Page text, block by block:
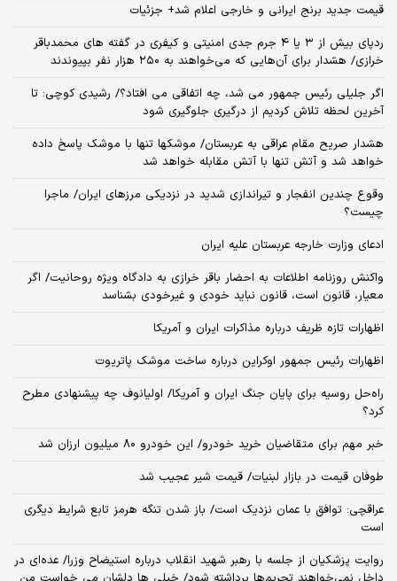
قیمت جدید برنج ایرانی و خارجی اعلام شد+ جزئیات
ردپای بیش از ۳ یا ۴ جرم جدی امنیتی و کیفری در گفته های محمدباقر
خرازی/ هشدار برای آن‌هایی که می‌خواهند به ۲۵۰ هزار نفر بپیوندند
اگر جلیلی رئیس جمهور می شد، چه اتفاقی می افتاد؟/ رشیدی کوچی: تا
آخرین لحظه تلاش کردیم از درگیری جلوگیری شود
هشدار صریح مقام عراقی به عربستان/ موشکها تنها با موشک پاسخ داده
خواهد شد و آتش تنها با آتش مقابله خواهد شد
وقوع چندین انفجار و تیراندازی شدید در نزدیکی مرز‌های ایران/ ماجرا
چیست؟
ادعای وزارت خارجه عربستان علیه ایران
واکنش روزنامه اطلاعات به احضار باقر خرازی به دادگاه ویژه روحانیت/ اگر
معیار، قانون است، قانون نباید خودی و غیرخودی بشناسد
اظهارات تازه ظریف درباره مذاکرات ایران و آمریکا
اظهارات رئیس جمهور اوکراین درباره ساخت موشک پاتریوت
راه‌حل روسیه برای پایان جنگ ایران و آمریکا/ اولیانوف چه پیشنهادی مطرح
کرد؟
خبر مهم برای متقاضیان خرید خودرو/ این خودرو ۸۰ میلیون ارزان شد
طوفان قیمت در بازار لبنیات/ قیمت شیر عجیب شد
عراقچی: توافق با عمان نزدیک است/ باز شدن تنگه هرمز تابع شرایط دیگری
است
روایت پزشکیان از جلسه با رهبر شهید انقلاب درباره استیضاح وزرا/ عده‌ای در